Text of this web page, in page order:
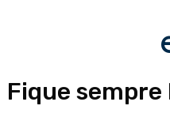
Fique